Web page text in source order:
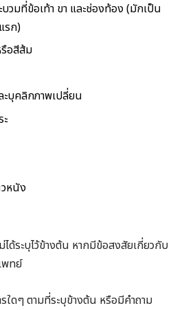
วมที่ข้อเท้า ขา และช่องท้อง (มักเป็น
รก)
รือสีส้ม
บุคลิกภาพเปลี่ยน
หนัง
ด้ระบุไว้ข้างต้น หากมีข้อสงสัยเกี่ยวกับ
พทย์
ดๆ ตามที่ระบุข้างต้น หรือมีคำถาม